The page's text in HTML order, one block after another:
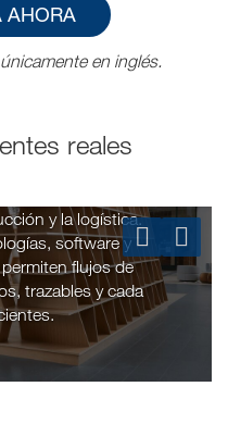
AHORA
en inglés.
reales
y la logística.
software y
flujos de
trazables y cada